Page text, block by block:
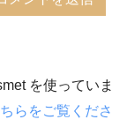
を使っていま
らをご覧くださ